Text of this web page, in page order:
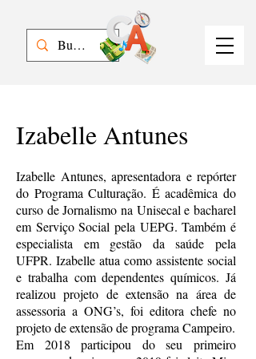
Izabelle Antunes
Izabelle Antunes, apresentadora e repórter
do Programa Culturação. É acadêmica do
curso de Jornalismo na Unisecal e bacharel
em Serviço Social pela UEPG. Também é
especialista em gestão da saúde pela
UFPR. Izabelle atua como assistente social
e trabalha com dependentes químicos. Já
realizou projeto de extensão na área de
assessoria a ONG’s, foi editora chefe no
projeto de extensão de programa Campeiro.
Em 2018 participou do seu primeiro